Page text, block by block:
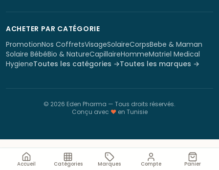
ACHETER PAR CATÉGORIE
PromotionNos CoffretsVisageSolaireCorpsBebe & Maman
Solaire BébéBio & NatureCapillaireHommeMatriel Medical
HygieneToutes les catégories →Toutes les marques →
© 2026 Eden Pharma — Tous droits réservés.
Conçu avec ♥en Tunisie
Accueil Catégories Marques Compte Panier